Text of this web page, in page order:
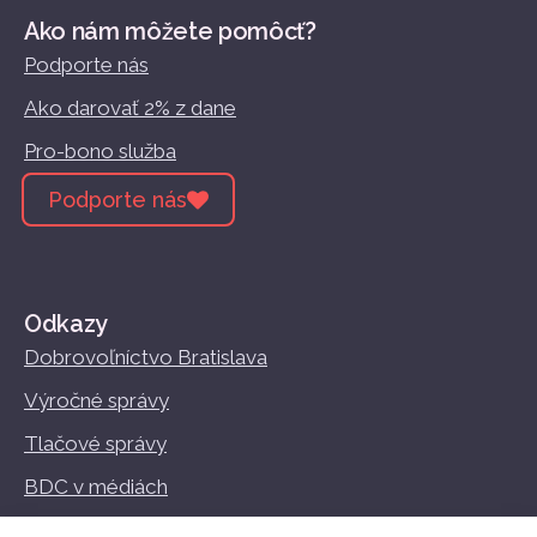
Ako nám môžete pomôcť?
Podporte nás
Ako darovať 2% z dane
Pro-bono služba
Podporte nás
Odkazy
Dobrovoľníctvo Bratislava
Výročné správy
Tlačové správy
BDC v médiách